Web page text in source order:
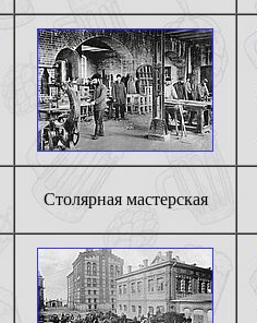
Столярная мастерская